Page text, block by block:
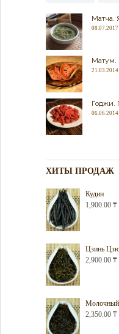
Матча.
08.07.2017
Матум.
21.03.2014
Годжи.
06.06.2014
ХИТЫ ПРОДАЖ
Кудин
1,900.00 ₸
Цзинь
2,900.00 ₸
2,350.00 ₸